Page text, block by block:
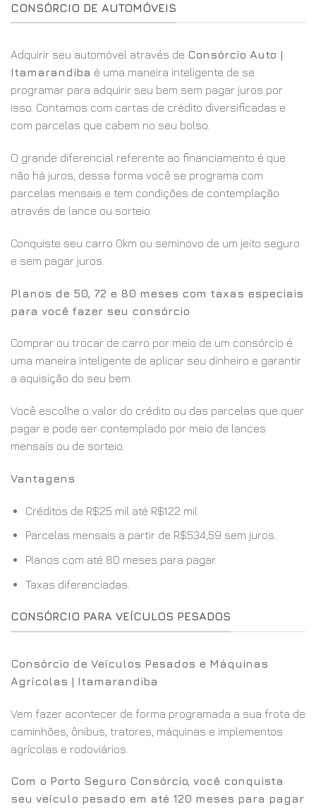
CONSÓRCIO DE AUTOMÓVEIS
Adquirir seu automóvel através de Consórcio Auto |
Itamarandiba é uma maneira inteligente de se
programar para adquirir seu bem sem pagar juros por
isso. Contamos com cartas de crédito diversificadas e
com parcelas que cabem no seu bolso.
O grande diferencial referente ao financiamento é que
não há juros, dessa forma você se programa com
parcelas mensais e tem condições de contemplação
através de lance ou sorteio.
Conquiste seu carro 0km ou seminovo de um jeito seguro
e sem pagar juros.
Planos de 50, 72 e 80 meses com taxas especiais
para você fazer seu consórcio
Comprar ou trocar de carro por meio de um consórcio é
uma maneira inteligente de aplicar seu dinheiro e garantir
a aquisição do seu bem.
Você escolhe o valor do crédito ou das parcelas que quer
pagar e pode ser contemplado por meio de lances
mensais ou de sorteio.
Vantagens
Créditos de R$25 mil até R$122 mil
Parcelas mensais a partir de R$534,59 sem juros.
Planos com até 80 meses para pagar.
Taxas diferenciadas.
CONSÓRCIO PARA VEÍCULOS PESADOS
Consórcio de Veículos Pesados e Máquinas
Agrícolas | Itamarandiba
Vem fazer acontecer de forma programada a sua frota de
caminhões, ônibus, tratores, máquinas e implementos
agrícolas e rodoviários.
Com o Porto Seguro Consórcio, você conquista
seu veículo pesado em até 120 meses para pagar